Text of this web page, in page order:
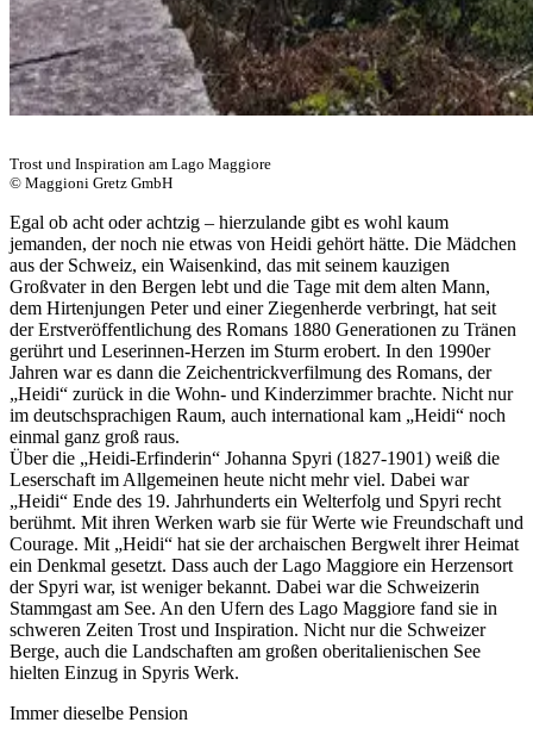
Trost und Inspiration am Lago Maggiore
© Maggioni Gretz GmbH
Egal ob acht oder achtzig – hierzulande gibt es wohl kaum
jemanden, der noch nie etwas von Heidi gehört hätte. Die Mädchen
aus der Schweiz, ein Waisenkind, das mit seinem kauzigen
Großvater in den Bergen lebt und die Tage mit dem alten Mann,
dem Hirtenjungen Peter und einer Ziegenherde verbringt, hat seit
der Erstveröffentlichung des Romans 1880 Generationen zu Tränen
gerührt und Leserinnen-Herzen im Sturm erobert. In den 1990er
Jahren war es dann die Zeichentrickverfilmung des Romans, der
„Heidi“ zurück in die Wohn- und Kinderzimmer brachte. Nicht nur
im deutschsprachigen Raum, auch international kam „Heidi“ noch
einmal ganz groß raus.
Über die „Heidi-Erfinderin“ Johanna Spyri (1827-1901) weiß die
Leserschaft im Allgemeinen heute nicht mehr viel. Dabei war
„Heidi“ Ende des 19. Jahrhunderts ein Welterfolg und Spyri recht
berühmt. Mit ihren Werken warb sie für Werte wie Freundschaft und
Courage. Mit „Heidi“ hat sie der archaischen Bergwelt ihrer Heimat
ein Denkmal gesetzt. Dass auch der Lago Maggiore ein Herzensort
der Spyri war, ist weniger bekannt. Dabei war die Schweizerin
Stammgast am See. An den Ufern des Lago Maggiore fand sie in
schweren Zeiten Trost und Inspiration. Nicht nur die Schweizer
Berge, auch die Landschaften am großen oberitalienischen See
hielten Einzug in Spyris Werk.
Immer dieselbe Pension